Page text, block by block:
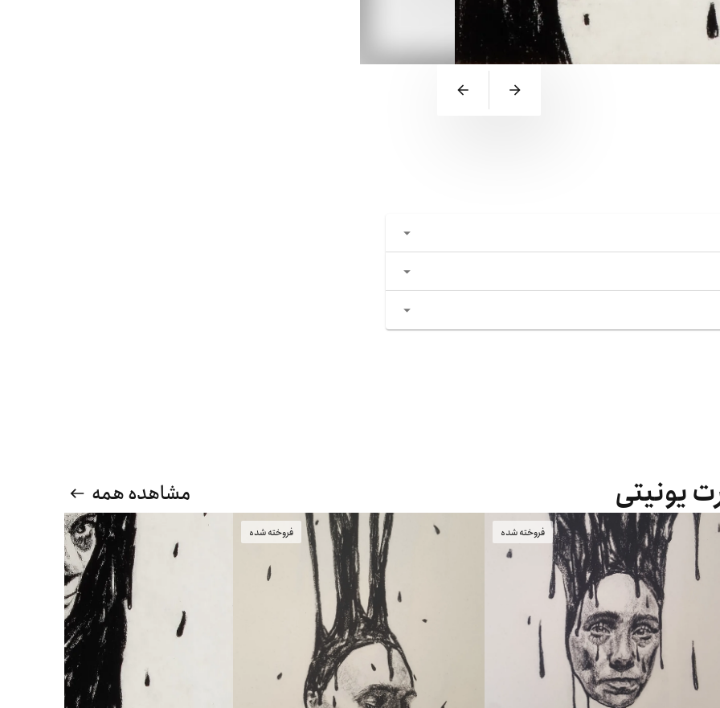
یونیتی مشاهده همه
فروخته شده فروخته شده